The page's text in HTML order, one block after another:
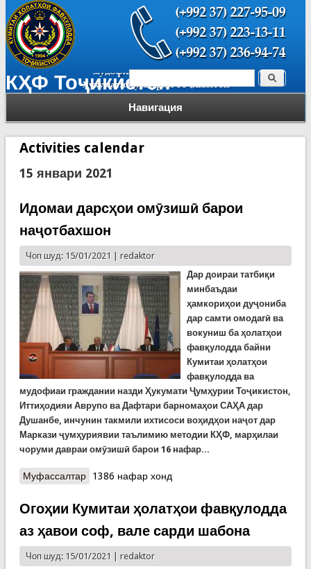
КҲФ Тоҷикистон
Навигация
Форма поиска Поиск
Activities calendar
15 январи 2021
Идомаи дарсҳои омӯзишӣ барои
наҷотбахшон
Чоп шуд: 15/01/2021 | redaktor
Дар доираи татбиқи
минбаъдаи
ҳамкориҳои дуҷониба
дар самти омодагӣ ва
вокуниш ба ҳолатҳои
фавқулодда байни
Кумитаи ҳолатҳои
фавқулодда ва
мудофиаи граждании назди Ҳукумати Ҷумҳурии Тоҷикистон,
Иттиҳодияи Аврупо ва Дафтари барномаҳои САҲА дар
Душанбе, инчунин такмили ихтисоси воҳидҳои наҷотдар
Маркази ҷумҳуриявии таълимию методии КҲФ, марҳилаи
чоруми давраи омӯзишӣ барои 16 нафар...
Муфассалтаро Идомаи дарсҳои омӯзишӣ барои наҷотбахшон
1386 нафар хонд
Огоҳии Кумитаи ҳолатҳои фавқулодда
аз ҳавои соф, вале сарди шабона
Чоп шуд: 15/01/2021 | redaktor